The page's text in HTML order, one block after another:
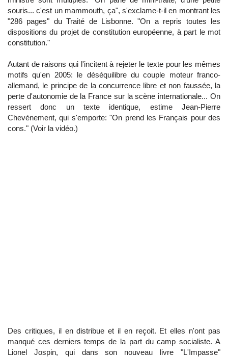
souris... c'est un mammouth, ça", s'exclame-t-il en montrant les
"286 pages" du Traité de Lisbonne. "On a repris toutes les
dispositions du projet de constitution européenne, à part le mot
constitution."
Autant de raisons qui l'incitent à rejeter le texte pour les mêmes
motifs qu'en 2005: le déséquilibre du couple moteur franco-
allemand, le principe de la concurrence libre et non faussée, la
perte d'autonomie de la France sur la scène internationale... On
ressert donc un texte identique, estime Jean-Pierre
Chevènement, qui s'emporte: "On prend les Français pour des
cons." (Voir la vidéo.)
Des critiques, il en distribue et il en reçoit. Et elles n'ont pas
manqué ces derniers temps de la part du camp socialiste. A
Lionel Jospin, qui dans son nouveau livre "L'Impasse"